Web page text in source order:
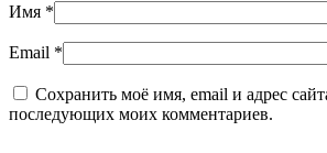
Имя *
Email *
Сохранить моё имя, email и адрес
последующих моих комментариев.